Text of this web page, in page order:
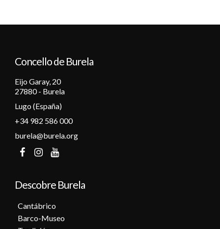
Concello de Burela
Eijo Garay, 20
27880 - Burela
Lugo (España)
+34 982 586 000
burela@burela.org
Descobre Burela
Cantábrico
Barco-Museo